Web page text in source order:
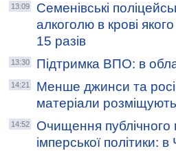
13:09
Семенівські
алкоголю в крові
15 разів
13:30 Підтримка ВПО: в
14:21
Менше джинси та
матеріали
14:52
Очищення публічного
імперської політики: